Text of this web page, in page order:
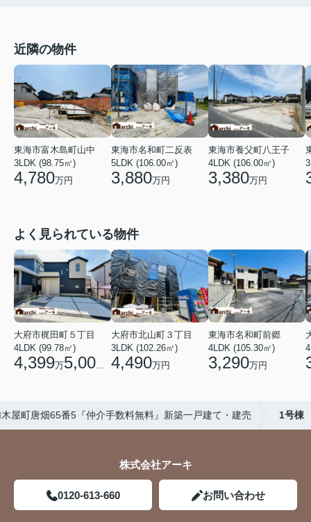
近隣の物件
東海市富木島町山中
3LDK (98.75㎡)
4,780万円
東海市名和町二反表
5LDK (106.00㎡)
3,880万円
東海市養父町八王子
4LDK (106.00㎡)
3,380万円
よく見られている物件
大府市梶田町５丁目
4LDK (99.78㎡)
4,399万5,000 円
大府市北山町３丁目
3LDK (102.26㎡)
4,490万円
東海市名和町前郷
4LDK (105.30㎡)
3,290万円
屋町唐畑65番5『仲介手数料無料』新築一戸建て・建売 1号棟
株式会社アーキ
0120-613-660 お問い合わせ